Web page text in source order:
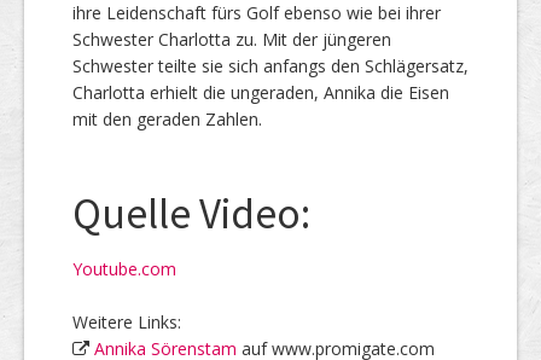
ihre Leidenschaft fürs Golf ebenso wie bei ihrer
Schwester Charlotta zu. Mit der jüngeren
Schwester teilte sie sich anfangs den Schlägersatz,
Charlotta erhielt die ungeraden, Annika die Eisen
mit den geraden Zahlen.
Quelle Video:
Youtube.com
Weitere Links:
Annika Sörenstam auf www.promigate.com